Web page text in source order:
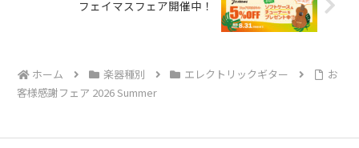
フェイマスフェア開催中！
ホーム 楽器種別 エレクトリックギター
お
客様感謝フェア 2026 Summer